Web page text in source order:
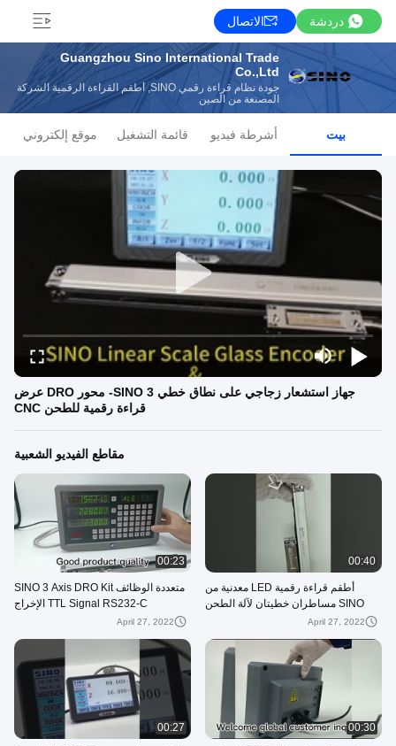
دردشة الاتصال
Guangzhou Sino International Trade
Co.,Ltd
جودة نظام قراءة رقمي SINO, أطقم القراءة الرقمية الشركة
المصنعة من الصين
بيت أشرطة فيديو قائمة التشغيل موقع إلكتروني
جهاز استشعار زجاجي على نطاق خطي SINO 3- محور DRO عرض
قراءة رقمية للطحن CNC
مقاطع الفيديو الشعبية
00:40
أطقم قراءة رقمية LED معدنية من
SINO مساطران خطيتان لآلة الطحن
April 27, 2022
00:23
متعددة الوظائف SINO 3 Axis DRO Kit
TTL Signal RS232-C الإخراج
April 27, 2022
00:30
00:27